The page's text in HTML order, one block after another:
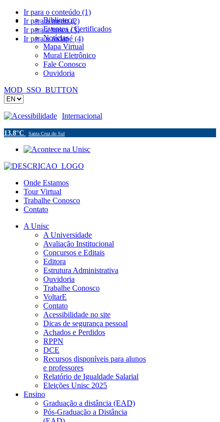
Ir para o conteúdo (1)
Ir para o menu (2)
Ir para a busca (3)
Ir para o rodapé (4)
Biblioteca
Eventos / Certificados
Notícias
Mapa Virtual
Mural Eletrônico
Fale Conosco
Ouvidoria
MOD_SSO_BUTTON
Acessibilidade Internacional
13.8°C Santa Cruz do Sul
Onde Estamos
Tour Virtual
Trabalhe Conosco
Contato
A Unisc
A Universidade
Avaliação Institucional
Concursos e Editais
Editora
Estrutura Administrativa
Ouvidoria
Trabalhe Conosco
VoltarE
Contato
Acessibilidade no site
Dicas de segurança pessoal
Achados e Perdidos
RPPN
DCE
Recursos disponíveis para alunos
e professores
Relatório de Igualdade Salarial
Eleições Unisc 2025
Ensino
Graduação a distância (EAD)
Pós-Graduação a Distância